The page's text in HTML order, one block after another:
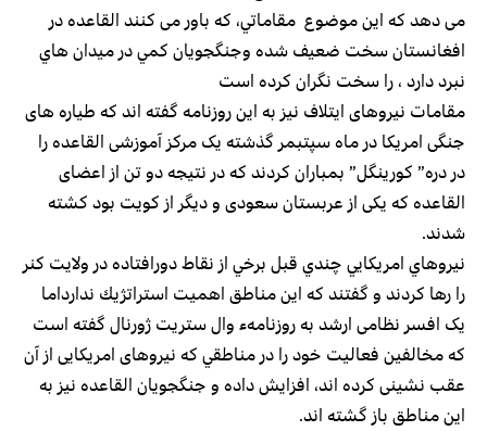
می دهد که این موضوع مقاماتي، که باور می کنند القاعده در
افغانستان سخت ضعیف شده وجنگجويان كمي در ميدان هاي
نبرد دارد ، را سخت نگران كرده است
مقامات نیروهای ایتلاف نيز به اين روزنامه گفته اند که طیاره های
جنگی امریکا در ماه سپتبمر گذشته یک مرکز آموزشی القاعده را
در دره” کورینگل” بمباران کردند که در نتیجه دو تن از اعضای
القاعده که یکی از عربستان سعودی و دیگر از کویت بود کشته
شدند.
نيروهاي امريكايي چندي قبل برخي از نقاط دورافتاده در ولايت كنر
را رها كردند و گفتند كه اين مناطق اهميت استراتژيك ندارداما
یک افسر نظامی ارشد به روزنامهء وال ستریت ژورنال گفته است
که مخالفین فعالیت خود را در مناطقي که نیروهای امریکایی از آن
عقب نشینی کرده اند، افزایش داده و جنگجویان القاعده نیز به
این مناطق باز گشته اند.